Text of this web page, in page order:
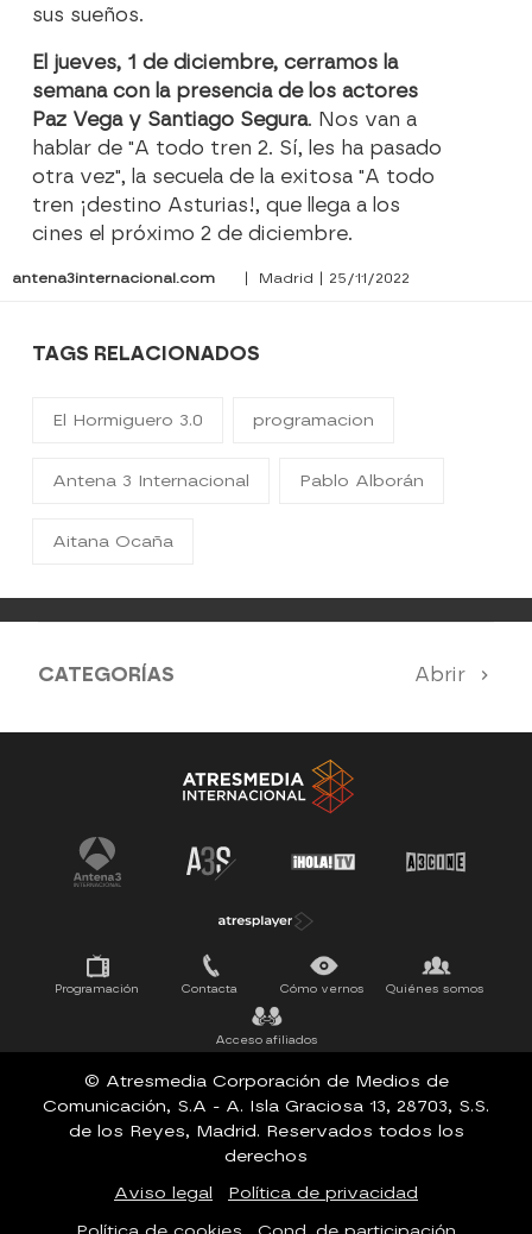
sus sueños.
El jueves, 1 de diciembre, cerramos la
semana con la presencia de los actores
Paz Vega y Santiago Segura. Nos van a
hablar de "A todo tren 2. Sí, les ha pasado
otra vez", la secuela de la exitosa "A todo
tren ¡destino Asturias!, que llega a los
cines el próximo 2 de diciembre.
antena3internacional.com | Madrid | 25/11/2022
TAGS RELACIONADOS
El Hormiguero 3.0 programacion
Antena 3 Internacional Pablo Alborán
Aitana Ocaña
CATEGORÍAS Abrir
Antena 3 Noticias El Hormiguero
Tu cara me suena Pasapalabra
Programación Contacta Cómo vernos Quiénes somos
Acceso afiliados
© Atresmedia Corporación de Medios de
Comunicación, S.A - A. Isla Graciosa 13, 28703, S.S.
de los Reyes, Madrid. Reservados todos los
derechos
Aviso legal
Política de privacidad